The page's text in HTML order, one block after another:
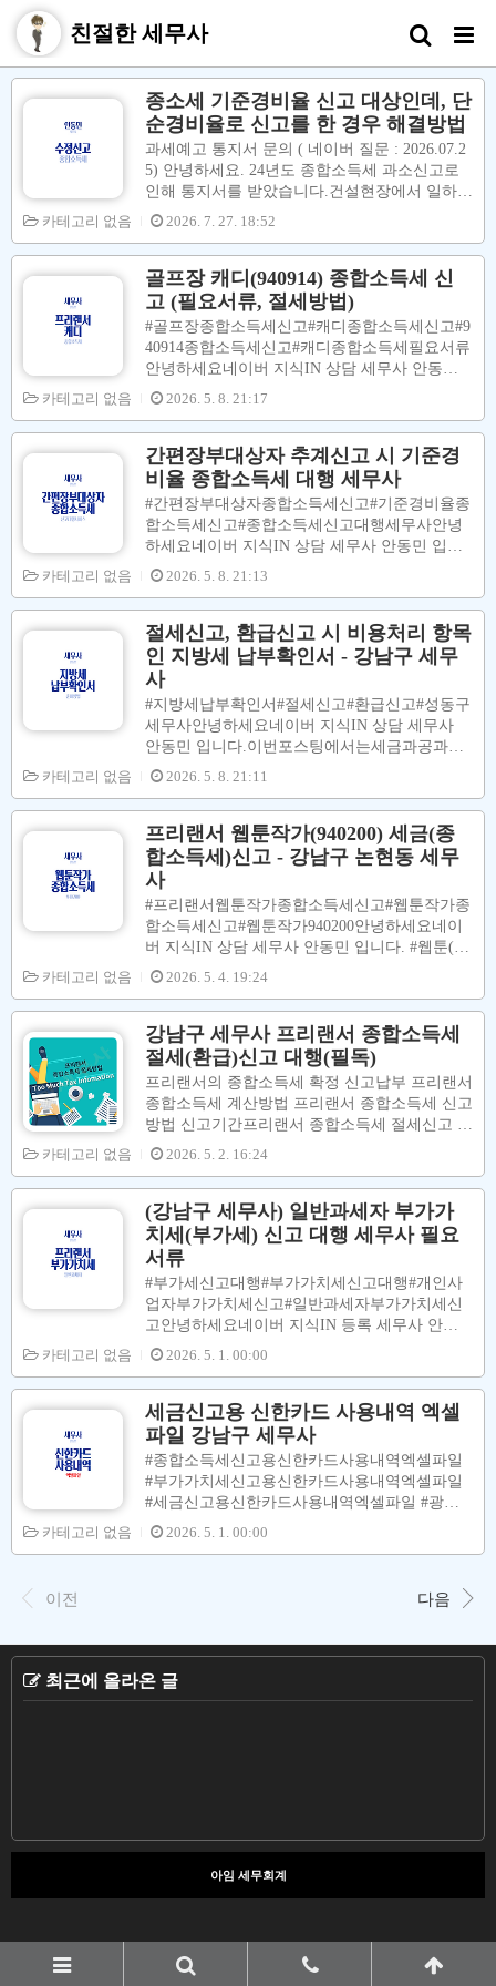
친절한 세무사
종소세 기준경비율 신고 대상인데, 단
순경비율로 신고를 한 경우 해결방법
과세예고 통지서 문의 ( 네이버 질문 : 2026.07.2
5) 안녕하세요. 24년도 종합소득세 과소신고로
인해 통지서를 받았습니다.건설현장에서 일하고
있고 24년도 당시에 건설회사 3곳에서 급여를
하는게 아니라 일 의뢰가 들어오면 현장 나가서
일하는 형태였습니다. 당시 수입금액은 9천만원
대고 간편장부대상자 - 기준경비율 신고 대상이
라고 해서 홈택스에서 종합소득세 신고를 했는
데 워낙 인터넷은 까막눈이라서 대충 누르고 제
출했더니 0원으로 신고가 돼서 1200만원을 내야
된다는 과세예고통지서를 받게 됐습니다..매년
근로자로 종..
카테고리 없음 2026. 7. 27. 18:52
골프장 캐디(940914) 종합소득세 신
고 (필요서류, 절세방법)
#골프장종합소득세신고#캐디종합소득세신고#9
40914종합소득세신고#캐디종합소득세필요서류
안녕하세요네이버 지식IN 상담 세무사 안동민
입니다.#프리랜서#골프장캐디#인적용역사업자
되었습니다.기존에는고객 분들로부터 캐디피를
현금으로 직접 받아서국세청이이를잘 파악하지
못하였었습니다.그러나세법 규정 변경을 통해골
프장(사업장 제공자)에게캐디분들에게 지급하
는 소득자료를제출하도록 의무화하여국세청은
캐디분들의 소득을파악하기 시작했습니다.그에
따라캐디분들의 세금신고 의무가 발생하였습니
다.( 면세사업자 사업장현황 신고 )( 종합소득세
신고)소득 파일이잘 안 되어서종합소득세 등을
납부하지 않다가종합소득세 신고에 따른꽤 많은
세금을 신고납부 할려니걱정이 많으실 겁니다.
수입금액은이미 202..
카테고리 없음 2026. 5. 8. 21:17
간편장부대상자 추계신고 시 기준경
비율 종합소득세 대행 세무사
#간편장부대상자종합소득세신고#기준경비율종
합소득세신고#종합소득세신고대행세무사안녕
하세요네이버 지식IN 상담 세무사 안동민 입니
다.#종합소득세신고 시기장의무는크게#간편장
년도 수입금액이일정금액(0.75억 | 1.5억 | 3억)미
만 이면#간편장부대상자로 분류 되고일정금액
(0.75억 | 1.5억 | 3억)이상 이면#복식부기의무자
로 분류 됩니다.이번포스팅에서는#간편장부대
상자종합소득세신고에 대해서 이야기 하고자 합
니다.간편장부란국세청이 영세 납세자들을 위해
만든간단한 장부 입니다.거래건별로장부에 기입
하면 됩니다.이러한#간편장부대상자기준경비율
가#복식부기장부로#종합소득세신고를 하는 경
우#기장세액공제를해줍니다.#기장세액공제란
종합소득세 산출세액의 20%를종합소득세 납부
세액에서 추가로 ..
카테고리 없음 2026. 5. 8. 21:13
절세신고, 환급신고 시 비용처리 항목
인 지방세 납부확인서 - 강남구 세무
사
#지방세납부확인서#절세신고#환급신고#성동구
세무사안녕하세요네이버 지식IN 상담 세무사
안동민 입니다.이번포스팅에서는세금과공과로
경비처리할 수 있는지방세를확인하는 방법에대
지방소득세 납부세액은필요경비에 해당하지 않
습니다.00. 위택스 접속[ 위택스 접속 ]↓↓↓↓↓http
s://www.wetax.go.kr/main.do wetax지방세, 위택스
에서 더욱 더 쉽고 편리한 서비스를 만나 보세요
www.wetax.go.kr 01. 로그인 버튼 클릭02. 회원
로그인 메뉴 클릭.03. 공동인증서 버튼 클릭 - 인
증서 선택 - 비밀번호 입력 - 확인 버튼 클릭04.
발급 메뉴 클릭 - 문서발급 안내 및 발급 메뉴 클
릭05. 지방세 납부확인서 메뉴 클릭06. 신청인과
동일에 체..
카테고리 없음 2026. 5. 8. 21:11
프리랜서 웹툰작가(940200) 세금(종
합소득세)신고 - 강남구 논현동 세무
사
#프리랜서웹툰작가종합소득세신고#웹툰작가종
합소득세신고#웹툰작가940200안녕하세요네이
버 지식IN 상담 세무사 안동민 입니다. #웹툰(과
거에는 만화책)...우리나라 웹툰의 인기가 날로
시는웹툰작가님들이 늘어나고 있습니다.네이버
웹툰카카오 웹툰포스타입 웹툰등등많은 플랫폼
에서웹툰작가님들이작품 활동으로 하고 계신대
요작품활동도 중요하지만세금신고납부문제도
매우 중요한 문제 입니다.이번포스팅에서는프리
랜서로 활동하시는#웹툰작가님들의#종합소득
세신고납부문제에 대하여설명을 합니다.프리랜
서란고용 계약에 얽매이지 않고프로젝트 단위
또는 일정한 기간 동안특정 클라이언트와 계약
을 맺고독립적으로 일하는 사람을 말합니다.이
러한 분들은급여를 지급 받을 때급여액의 3.3%
금액을 차..
카테고리 없음 2026. 5. 4. 19:24
강남구 세무사 프리랜서 종합소득세
절세(환급)신고 대행(필독)
프리랜서의 종합소득세 확정 신고납부 프리랜서
종합소득세 계산방법 프리랜서 종합소득세 신고
방법 신고기간프리랜서 종합소득세 절세신고 방
법 프리랜서 건강보험과 국민연금 프리랜서 종
대상자 복식부기의무자 프리랜서 경비율 단순경
비율 기준경비율 안녕하세요Trust 하고 Smart 하
고 TMI 한아임 세무회계 입니다. [1] 3.3프로 프
리랜서​ 3.3프로 프리랜서인적용역 사업자는​고용
주(=사업주)와 근로계약(=근로계약을 맺으면근
로소득자가 되며,4대보험 가입O +퇴직금O 등근
로기준법 적용됨)을 맺지도 않고,​그렇다고세무
서에 사업자등록증을내지도 않고,​독립적으로(=
시간, 장소를 구애받지 아니하고)​인적용역(=프
리랜서 자신의 ..
카테고리 없음 2026. 5. 2. 16:24
(강남구 세무사) 일반과세자 부가가
치세(부가세) 신고 대행 세무사 필요
서류
#부가세신고대행#부가가치세신고대행#개인사
업자부가가치세신고#일반과세자부가가치세신
고안녕하세요네이버 지식IN 등록 세무사 안동
민 입니다.이번 포스팅은#사업자등록을 한 #일
제에 대해서설명합니다.인건비 신고적격증빙 과
소수취종합소득세 절세신고건강보험료 절감고
지국민연금보험료 절감고지등등의 이유로일반
과세자로사업자등록증을 낸프리랜서 사업자 분
들은연 2회부가가치세 신고를 하셔야 하고연 2
회예정고지세액을 내야 합니다.[ 부가가치세 연
간 세무일정 ]개인사업자(일반과세자)의프리랜
서 분들의 부가가치세 신고일정은 아래와 같습
니다.[ 부가가치세 계산구조 ]납부세액(환급세
급가액 X 10%)위 산식 결과음수가 나오면환급
카테고리 없음 2026. 5. 1. 00:00
세금신고용 신한카드 사용내역 엑셀
파일 강남구 세무사
#종합소득세신고용신한카드사용내역엑셀파일
#부가가치세신고용신한카드사용내역엑셀파일
#세금신고용신한카드사용내역엑셀파일 #광진
구세무사 안녕하세요 네이버 지식IN 상담 세무
업 관련성 있는 내역들을 장부 및 신고서에 반여
수 있습니다. [ 수입금액 ( Fix ) 상태 ] 필요경비
↑ → 소득금액 ↓ → 종합소득세(부가가치세) ↓
→ 지방소득세 ↓ → 건강보험료 및 국민연금보
카테고리 없음 2026. 5. 1. 00:00
이전 다음
최근에 올라온 글
아임 세무회계